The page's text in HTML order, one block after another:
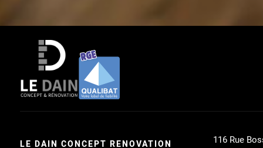
LE DAIN CONCEPT RENOVATION 116 Rue